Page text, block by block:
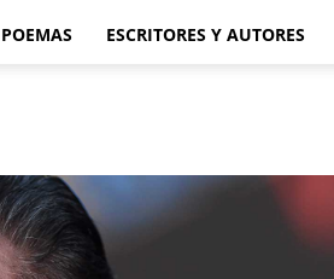
POEMAS ESCRITORES Y AUTORES